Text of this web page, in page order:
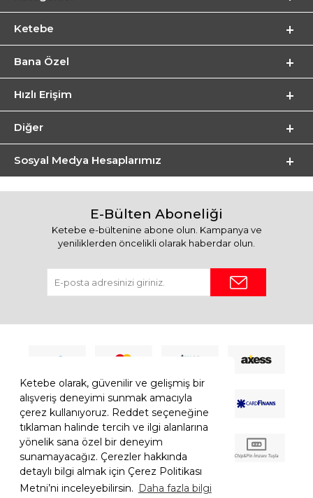
Ketebe olarak, güvenilir ve gelişmiş bir
alışveriş deneyimi sunmak amacıyla
çerez kullanıyoruz. Reddet seçeneğine
tıklaman halinde tercih ve ilgi alanlarına
yönelik sana özel bir deneyim
sunamayacağız. Çerezler hakkında
detaylı bilgi almak için Çerez Politikası
Metni’ni inceleyebilirsin. Daha fazla bilgi
Ketebe
Bana Özel
Hızlı Erişim
Diğer
Sosyal Medya Hesaplarımız
E-Bülten Aboneliği
Ketebe e-bültenine abone olun. Kampanya ve
yeniliklerden öncelikli olarak haberdar olun.